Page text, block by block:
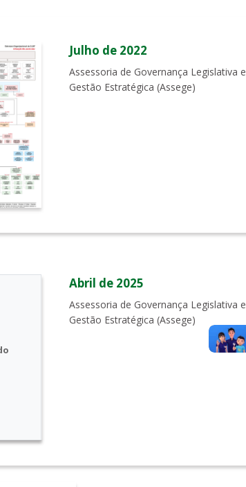
Julho de 2022
Assessoria de Governança Legislativa e
Gestão Estratégica (Assege)
Abril de 2025
Assessoria de Governança Legislativa e
Gestão Estratégica (Assege)